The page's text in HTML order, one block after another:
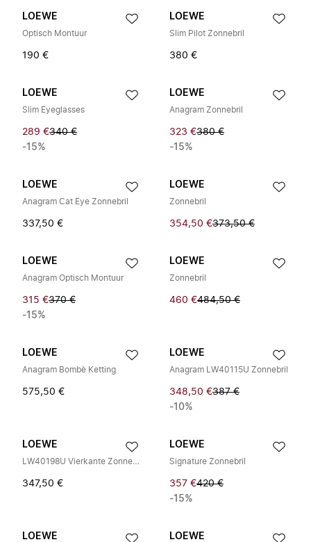
LOEWE
Optisch Montuur
190 €
LOEWE
Slim Pilot Zonnebril
380 €
LOEWE
Slim Eyeglasses
289 €340 €
-15%
LOEWE
Anagram Zonnebril
323 €380 €
-15%
LOEWE
Anagram Cat Eye Zonnebril
337,50 €
LOEWE
Zonnebril
354,50 €373,50 €
LOEWE
Anagram Optisch Montuur
315 €370 €
-15%
LOEWE
Zonnebril
460 €484,50 €
LOEWE
Anagram Bombè Ketting
575,50 €
LOEWE
Anagram LW40115U Zonnebril
348,50 €387 €
-10%
LOEWE
LW40198U Vierkante Zonnebril
347,50 €
LOEWE
Signature Zonnebril
357 €420 €
-15%
LOEWE LOEWE